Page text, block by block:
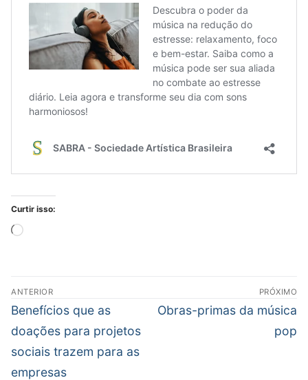
Curtir isso:
Carregando...
Navegação
de
Post
ANTERIOR
Post
anterior:
Benefícios que as
doações para projetos
sociais trazem para as
empresas
PRÓXIMO
Próximo
Obras-primas da música
pop